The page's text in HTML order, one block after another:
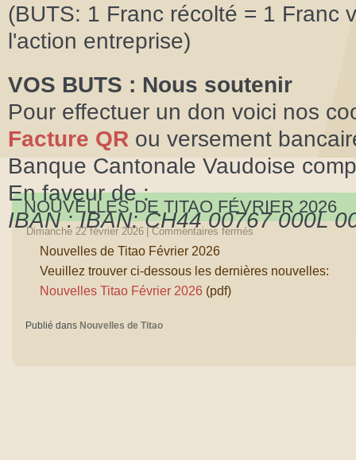
(BUTS: 1 Franc récolté = 1 Franc
l'action entreprise)
VOS BUTS : Nous soutenir
Pour effectuer un don voici nos
Facture QR ou versement
Banque Cantonale Vaudoise
En faveur de :
IBAN : IBAN: CH44 00767 000L
BIC/SWIFT: BCV L CH2lXX
L 0012.09.95 Assoc. Bussig.uni
1030 Bussigny - Switzerland
NOUVELLES DE TITAO FÉVRIER 2026
Dimanche 22 février 2026 |Commentaires fermés
Nouvelles de Titao Février 2026
Veuillez trouver ci-dessous les dernières nouvelles:
Nouvelles Titao Février 2026 (pdf)
Publié dans Nouvelles de Titao